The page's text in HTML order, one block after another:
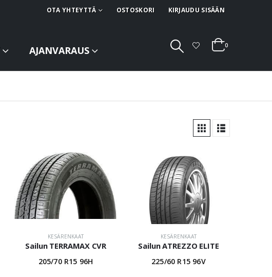
OTA YHTEYTTÄ OSTOSKORI KIRJAUDU SISÄÄN
AJANVARAUS 0
KESÄRENKAAT
Sailun TERRAMAX CVR
205/70 R15 96H
KESÄRENKAAT
Sailun ATREZZO ELITE
225/60 R15 96V